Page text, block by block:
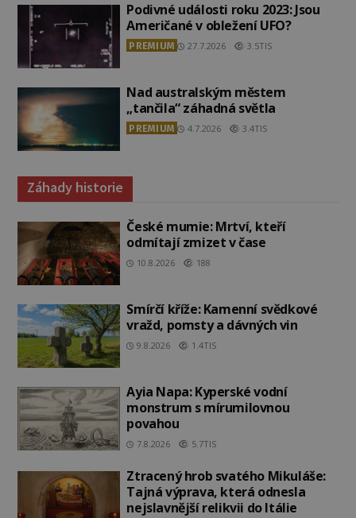
Podivné události roku 2023: Jsou
Američané v obležení UFO?
PREMIUM 27.7.2026 3.5TIS
Nad australským městem
„tančila“ záhadná světla
PREMIUM 4.7.2026 3.4TIS
Záhady historie
České mumie: Mrtví, kteří
odmítají zmizet v čase
10.8.2026 188
Smírčí kříže: Kamenní svědkové
vražd, pomsty a dávných vin
9.8.2026 1.4TIS
Ayia Napa: Kyperské vodní
monstrum s mírumilovnou
povahou
7.8.2026 5.7TIS
Ztracený hrob svatého Mikuláše:
Tajná výprava, která odnesla
nejslavnější relikvii do Itálie